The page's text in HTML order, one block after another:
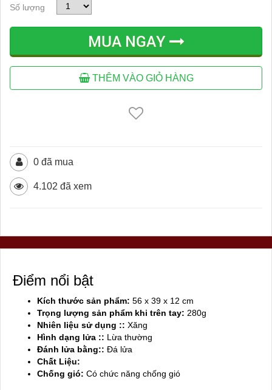
Số lượng
MUA NGAY
THÊM VÀO GIỎ HÀNG
0 đã mua
4.102 đã xem
Điểm nổi bật
Kích thước sản phẩm: 56 x 39 x 12 cm
Trọng lượng sản phẩm khi trên tay: 280g
Nhiên liệu sử dụng :: Xăng
Hình dạng lửa :: Lừa thường
Đánh lửa bằng:: Đá lửa
Chất Liệu:
Chống gió: Có chức năng chống gió